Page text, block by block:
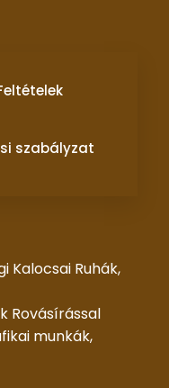
szabályzat
Kalocsai Ruhák,
Rovásírással
munkák,